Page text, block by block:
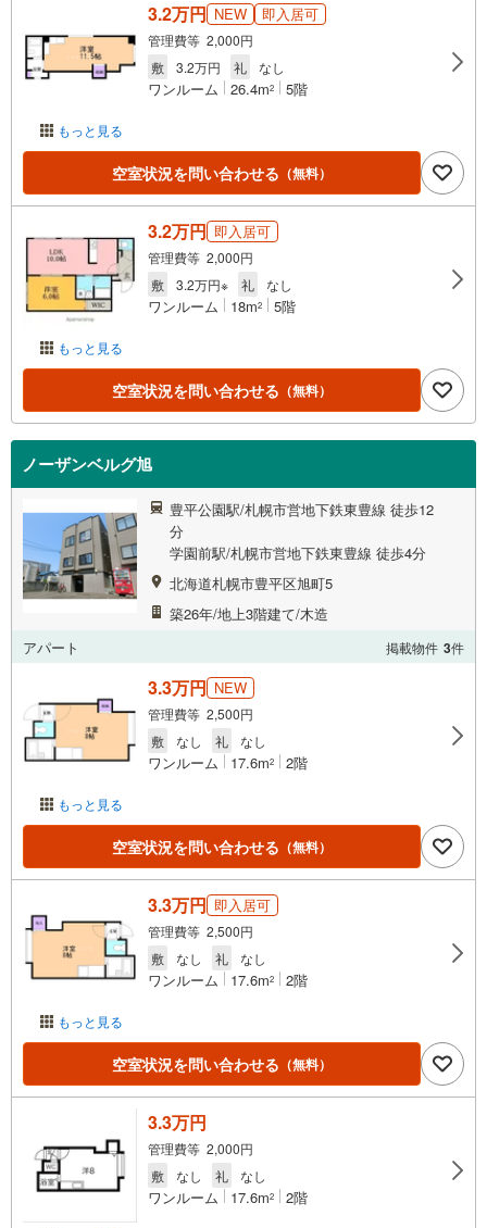
もっと見る
3.2万円 NEW 即入居可
管理費等 2,000円
敷
3.2万円 礼 なし
ワンルーム 26.4m2 5階
空室状況を問い合わせる （無料）
もっと見る
3.2万円 即入居可
管理費等 2,000円
敷
3.2万円※ 礼 なし
ワンルーム 18m2 5階
空室状況を問い合わせる （無料）
ノーザンベルグ旭
豊平公園駅/札幌市営地下鉄東豊線 徒歩12
分
学園前駅/札幌市営地下鉄東豊線 徒歩4分
北海道札幌市豊平区旭町5
築26年/地上3階建て/木造
アパート
掲載物件 3件
もっと見る
3.3万円 NEW
管理費等 2,500円
敷
なし 礼 なし
ワンルーム 17.6m2 2階
空室状況を問い合わせる （無料）
もっと見る
3.3万円 即入居可
管理費等 2,500円
敷
なし 礼 なし
ワンルーム 17.6m2 2階
空室状況を問い合わせる （無料）
3.3万円
管理費等 2,000円
敷
なし 礼 なし
ワンルーム 17.6m2 2階